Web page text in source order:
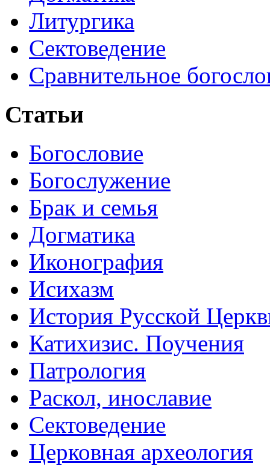
Литургика
Сектоведение
Сравнительное
Статьи
Богословие
Богослужение
Брак и семья
Догматика
Иконография
Исихазм
История Русской
Катихизис. Поучения
Патрология
Раскол, инославие
Сектоведение
Церковная археология